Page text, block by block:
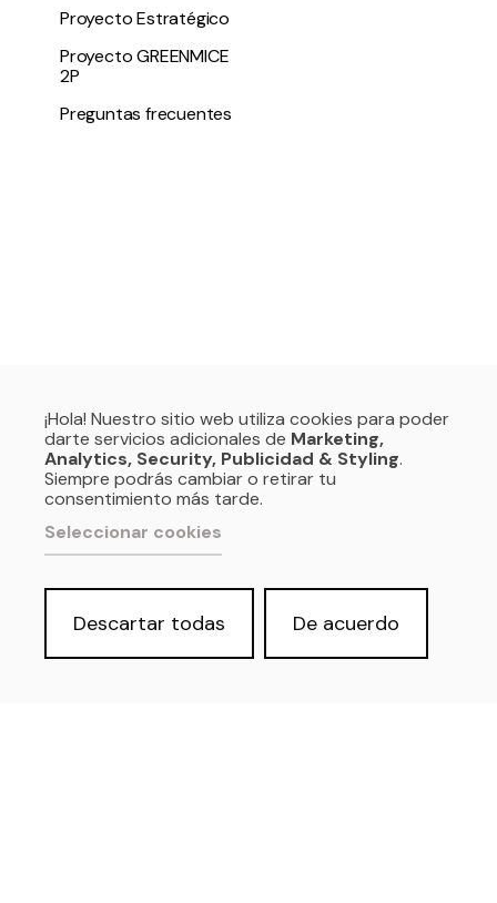
Proyecto Estratégico
Proyecto GREENMICE
2P
Preguntas frecuentes
Política de privacidad y Aviso Legal
Cookies
Accesibilidad web
Derecho de acceso a información
¡Hola! Nuestro sitio web utiliza cookies para poder
darte servicios adicionales de Marketing,
Analytics, Security, Publicidad & Styling.
Siempre podrás cambiar o retirar tu
consentimiento más tarde.
Seleccionar cookies
Descartar todas De acuerdo